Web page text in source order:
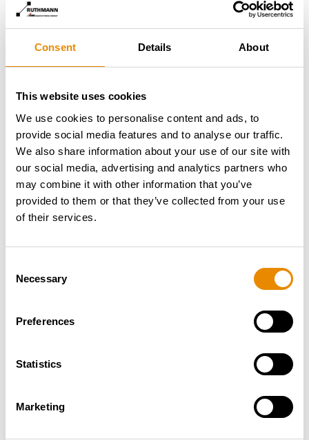
Consent Details About
This website uses cookies
We use cookies to personalise content and ads, to
provide social media features and to analyse our traffic.
We also share information about your use of our site with
our social media, advertising and analytics partners who
may combine it with other information that you’ve
provided to them or that they’ve collected from your use
of their services.
Selection
Necessary
Preferences
Statistics
Marketing
Wir freuen uns, dass unser STEIGER® T 570 HF einen
Beitrag zu dieser besonderen Aktion leisten durfte“,
so Christian Roß, Head of International Sales der
Ruthmann Holdings GmbH. „Als Technikpartner sind
wir stolz, wenn unsere Geräte nicht nur industrielle
Aufgaben übernehmen, sondern Teil solcher
symbolträchtigen Momente werden.“
Das Hermannsdenkmal trug das Arminia-Trikot bis
und weithin sichtbar. Eine Aktion, die sportliche